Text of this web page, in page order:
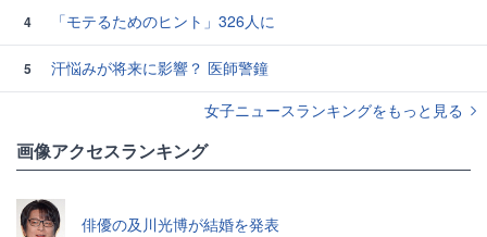
4 「モテるためのヒント」326人に
5
汗悩みが将来に影響？ 医師警鐘
女子ニュースランキングをもっと見る
画像アクセスランキング
俳優の及川光博が結婚を発表